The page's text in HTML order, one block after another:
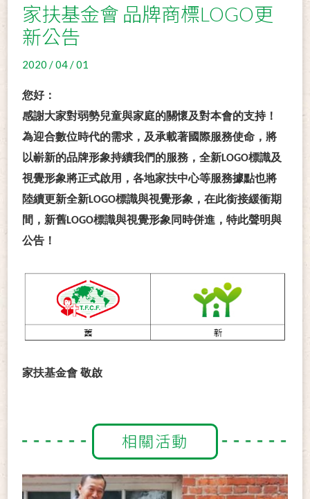
家扶基金會 品牌商標LOGO更
新公告
2020 / 04 / 01
您好：
感謝大家對弱勢兒童與家庭的關懷及對本會的支持！
為迎合數位時代的需求，及承載著國際服務使命，將
以嶄新的品牌形象持續我們的服務，全新LOGO標識及
視覺形象將正式啟用，各地家扶中心等服務據點也將
陸續更新全新LOGO標識與視覺形象，在此銜接緩衝期
間，新舊LOGO標識與視覺形象同時併進，特此聲明與
公告！
家扶基金會 敬啟
相關活動